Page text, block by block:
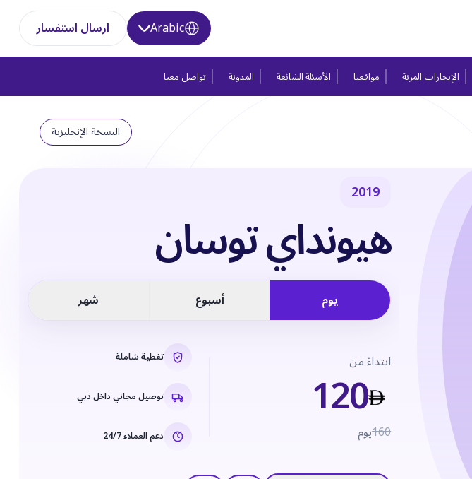
Arabic ارسال استفسار
الإيجارات المرنة مواقعنا الأسئلة الشائعة المدونة تواصل معنا
النسخة الإنجليزية
2019
هيونداي توسان
يوم أسبوع شهر
ابتداءً من120160يوم
تغطية شاملة
توصيل مجاني داخل دبي
دعم العملاء 24/7